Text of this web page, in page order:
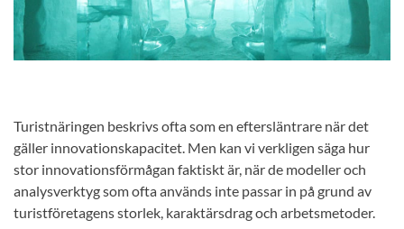
Turistnäringen beskrivs ofta som en eftersläntrare när det
gäller innovationskapacitet. Men kan vi verkligen säga hur
stor innovationsförmågan faktiskt är, när de modeller och
analysverktyg som ofta används inte passar in på grund av
turistföretagens storlek, karaktärsdrag och arbetsmetoder.